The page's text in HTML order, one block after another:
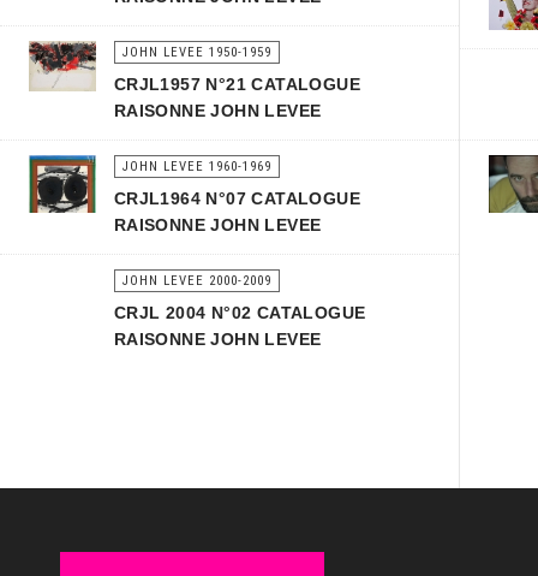
JOHN LEVEE 1950-1959
CRJL1957 N°21 CATALOGUE
RAISONNE JOHN LEVEE
JOHN LEVEE 1960-1969
CRJL1964 N°07 CATALOGUE
RAISONNE JOHN LEVEE
JOHN LEVEE 2000-2009
CRJL 2004 N°02 CATALOGUE
RAISONNE JOHN LEVEE